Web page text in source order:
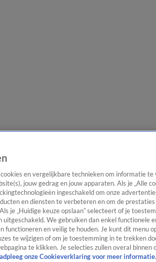
en vergelijkbare technieken om informatie te
jouw gedrag en jouw apparaten. Als je „Alle
ingeschakeld om onze
en diensten te verbeteren en om de
je „Huidige keuze opslaan” selecteert of je
We gebruiken dan enkel functionele
functioneren en veilig te houden. Je kunt dit menu
te wijzigen of om je toestemming in te trekken
te klikken. Je selecties zullen overal binnen
onze Cookieverklaring voor meer informatie.